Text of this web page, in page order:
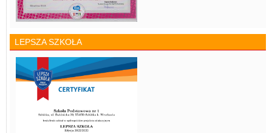
LEPSZA SZKOŁA